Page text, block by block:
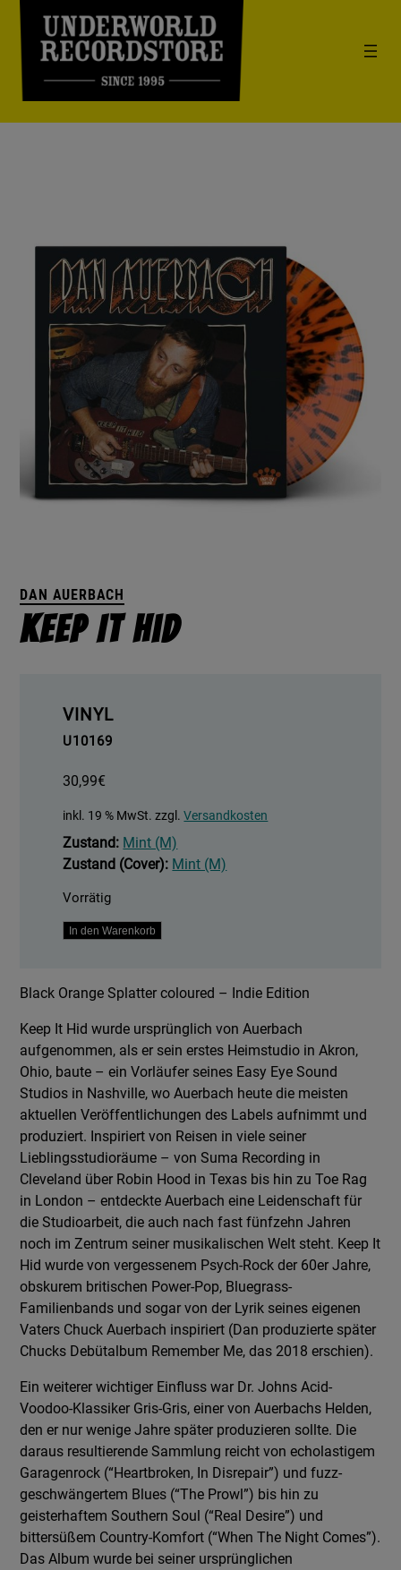
DAN AUERBACH
Keep It Hid
VINYL
U10169
30,99€
inkl. 19 % MwSt. zzgl.Versandkosten
Zustand: Mint (M)
Zustand (Cover): Mint (M)
Vorrätig
Keep
Menge
In den Warenkorb
Black Orange Splatter coloured – Indie Edition
Keep It Hid wurde ursprünglich von Auerbach
aufgenommen, als er sein erstes Heimstudio in Akron,
Ohio, baute – ein Vorläufer seines Easy Eye Sound
Studios in Nashville, wo Auerbach heute die meisten
aktuellen Veröffentlichungen des Labels aufnimmt und
produziert. Inspiriert von Reisen in viele seiner
Lieblingsstudioräume – von Suma Recording in
Cleveland über Robin Hood in Texas bis hin zu Toe Rag
in London – entdeckte Auerbach eine Leidenschaft für
die Studioarbeit, die auch nach fast fünfzehn Jahren
noch im Zentrum seiner musikalischen Welt steht. Keep It
Hid wurde von vergessenem Psych-Rock der 60er Jahre,
obskurem britischen Power-Pop, Bluegrass-
Familienbands und sogar von der Lyrik seines eigenen
Vaters Chuck Auerbach inspiriert (Dan produzierte später
Chucks Debütalbum Remember Me, das 2018 erschien).
Ein weiterer wichtiger Einfluss war Dr. Johns Acid-
Voodoo-Klassiker Gris-Gris, einer von Auerbachs Helden,
den er nur wenige Jahre später produzieren sollte. Die
daraus resultierende Sammlung reicht von echolastigem
Garagenrock (“Heartbroken, In Disrepair”) und fuzz-
geschwängertem Blues (“The Prowl”) bis hin zu
geisterhaftem Southern Soul (“Real Desire”) und
bittersüßem Country-Komfort (“When The Night Comes”).
Das Album wurde bei seiner ursprünglichen